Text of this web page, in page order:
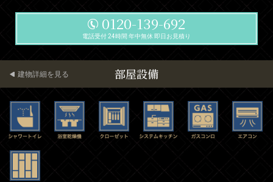
0120-139-692
電話受付 24時間 年中無休 即日お見積り
部屋設備
建物詳細を見る